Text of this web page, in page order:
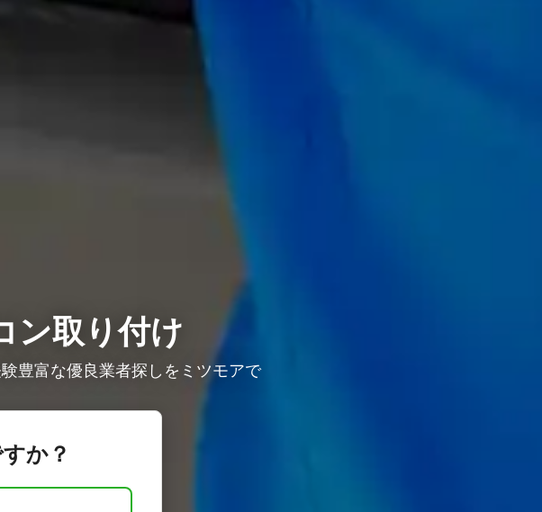
ン取り付け
豊富な優良業者探しをミツモアで
か？